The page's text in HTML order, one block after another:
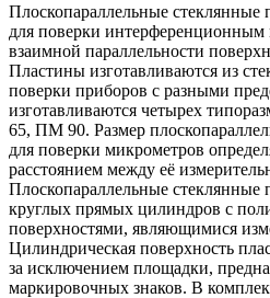
Плоскопараллельные стеклянные
для поверки интерференционным
взаимной параллельности
Пластины изготавливаются из
поверки приборов с разными
изготавливаются четырех
65, ПМ 90. Размер
для поверки микрометров
расстоянием между её
Плоскопараллельные
круглых прямых цилиндров с
поверхностями, являющимися
Цилиндрическая поверхность
за исключением площадки,
маркировочных знаков. В